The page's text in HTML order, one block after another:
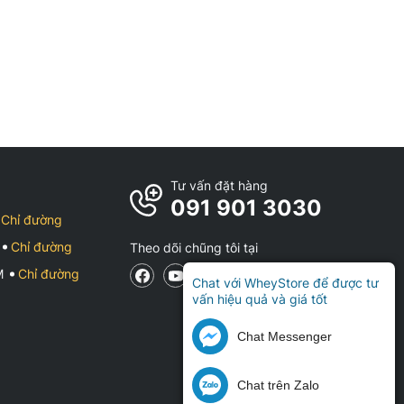
Chỉ đường
Chỉ đường
Chỉ đường
Tư vấn đặt hàng
091 901 3030
Theo dõi chũng tôi tại
Chat với WheyStore để được tư
vấn hiệu quả và giá tốt
Chat Messenger
Chat trên Zalo